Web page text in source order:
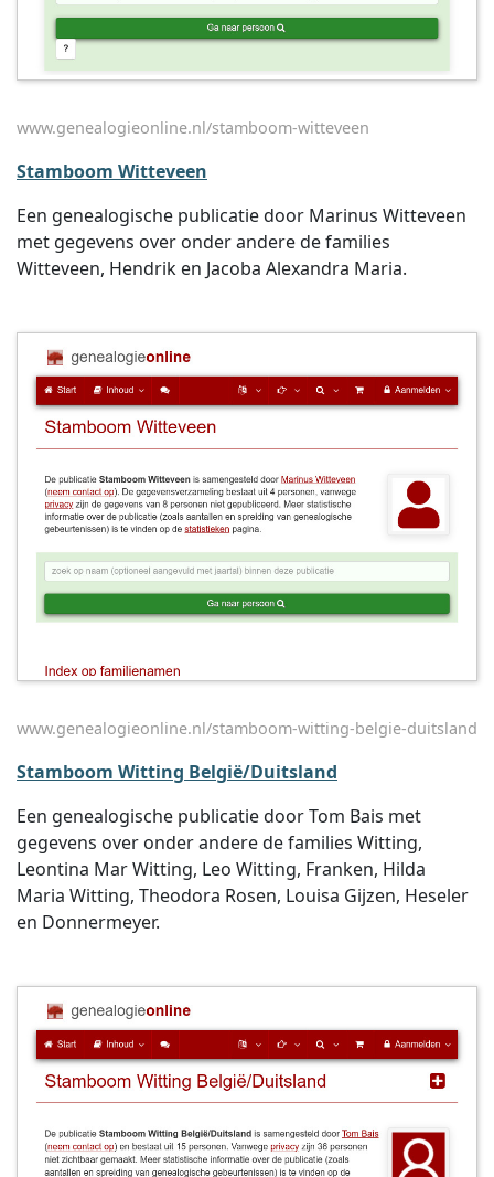
www.genealogieonline.nl/stamboom-witteveen
Stamboom Witteveen
Een genealogische publicatie door Marinus Witteveen
met gegevens over onder andere de families
Witteveen, Hendrik en Jacoba Alexandra Maria.
www.genealogieonline.nl/stamboom-witting-belgie-duitsland
Stamboom Witting België/Duitsland
Een genealogische publicatie door Tom Bais met
gegevens over onder andere de families Witting,
Leontina Mar Witting, Leo Witting, Franken, Hilda
Maria Witting, Theodora Rosen, Louisa Gijzen, Heseler
en Donnermeyer.